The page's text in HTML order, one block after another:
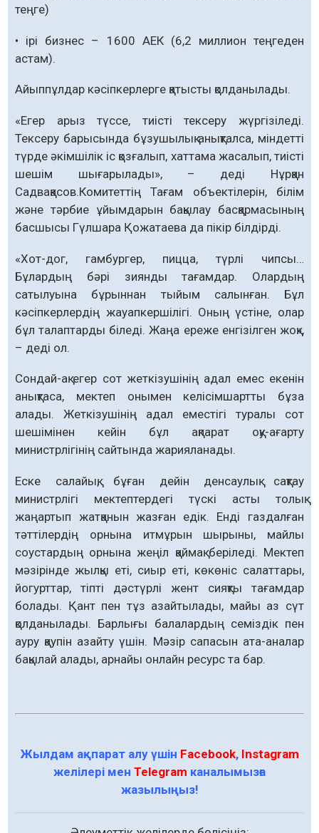
теңге)
• ірі бизнес – 1600 АЕК (6,2 миллион теңгеден
астам).
Айыппұлдар кәсіпкерлерге қатысты қолданылады.
«Егер арыз түссе, тиісті тексеру жүргізіледі.
Тексеру барысында бұзушылық анықталса, міндетті
түрде әкімшілік іс қозғалып, хаттама жасалып, тиісті
шешім шығарылады», – деді Нұрқан
Садвақасов.Комитеттің Тағам объектілерін, білім
және тәрбие ұйымдарын бақылау басқармасының
басшысы Гүлшара Қожатаева да пікір білдірді.
«Хот-дог, гамбургер, пицца, түрлі чипсы…
Бұлардың бәрі зиянды тағамдар. Олардың
сатылуына бұрыннан тыйым салынған. Бұл
кәсіпкерлердің жауапкершілігі. Оның үстіне, олар
бұл талаптарды біледі. Жаңа ереже енгізілген жоқ»,
– деді ол.
Сондай-ақ егер сот жеткізушінің адал емес екенін
анықтаса, мектеп онымен келісімшартты бұза
алады. Жеткізушінің адал еместігі туралы сот
шешімінен кейін бұл ақпарат оқу-ағарту
министрлігінің сайтында жарияланады.
Еске салайық, бұған дейін денсаулық сақтау
министрлігі мектептердегі түскі асты толық
жаңартып жатқанын жазған едік. Енді газдалған
тәттілердің орнына итмұрын шырыны, майлы
соустардың орнына жеңіл қаймақ беріледі. Мектеп
мәзірінде жылқы еті, сиыр еті, көкөніс салаттары,
йогурттар, тіпті дәстүрлі жент сияқты тағамдар
болады. Қант пен тұз азайтылады, майы аз сүт
қолданылады. Барлығы балалардың семіздік пен
ауру қаупін азайту үшін. Мәзір сапасын ата-аналар
бақылай алады, арнайы онлайн ресурс та бар.
Жылдам ақпарат алу үшін Facebook, Instagram
желілері мен Telegram каналымызға
жазылыңыз!